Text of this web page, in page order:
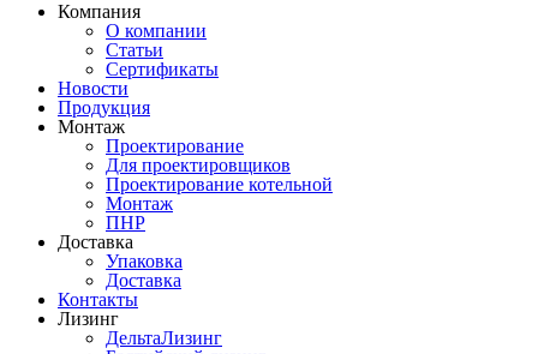
Компания
О компании
Статьи
Сертификаты
Новости
Продукция
Монтаж
Проектирование
Для проектировщиков
Проектирование котельной
Монтаж
ПНР
Доставка
Упаковка
Доставка
Контакты
Лизинг
ДельтаЛизинг